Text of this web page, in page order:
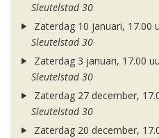
Sleutelstad 30
Zaterdag 10 januari, 17.00
Sleutelstad 30
Zaterdag 3 januari, 17.00
Sleutelstad 30
Zaterdag 27 december,
Sleutelstad 30
Zaterdag 20 december,